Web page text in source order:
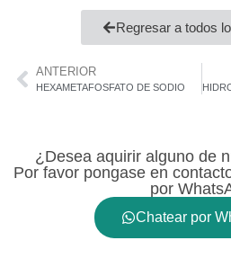
Regresar a todos
ANTERIOR
HEXAMETAFOSFATO DE SODIO
¿Desea aquirir alguno de
Por favor pongase en
por
Chatear por